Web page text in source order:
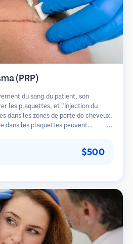
(PRP)
du sang du patient, son
les plaquettes, et l'injection du
dans les zones de perte de cheveux.
dans les plaquettes peuvent
nécessaires.
$500